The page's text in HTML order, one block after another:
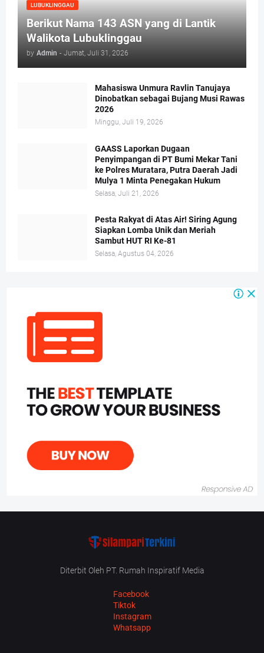
LUBUKLINGGAU
Berikut Nama 143 ASN yang di Lantik
Walikota Lubuklinggau
by Admin - Jumat, Juli 31, 2026
Mahasiswa Unmura Ravlin Tanujaya
Dinobatkan sebagai Bujang Musi Rawas
2026
Minggu, Juli 19, 2026
GAASS Laporkan Dugaan
Penyimpangan di PT Bumi Mekar Tani
ke Polres Muratara, Putra Daerah Jadi
Mulya 1 Minta Penegakan Hukum
Selasa, Juli 21, 2026
Pesta Rakyat di Atas Air! Siring Agung
Siapkan Lomba Unik dan Meriah
Sambut HUT RI Ke-81
Selasa, Agustus 04, 2026
Diterbit Oleh PT. Rumah Inspiratif Media
Facebook
Tiktok
Instagram
Whatsapp